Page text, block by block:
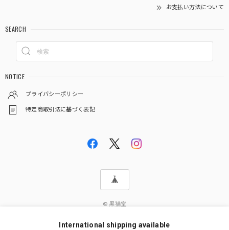
お支払い方法について
SEARCH
NOTICE
プライバシーポリシー
特定商取引法に基づく表記
© 黒猫堂
International shipping available